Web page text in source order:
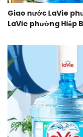
Giao nước LaVie
LaVie phường Hiệp